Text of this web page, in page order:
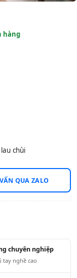
hàng
chùi
QUA ZALO
chuyên nghiệp
tay nghề cao